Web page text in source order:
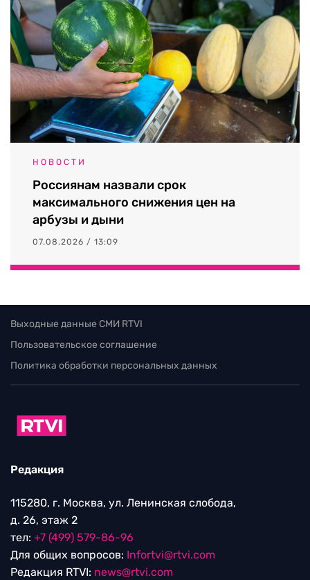
НОВОСТИ
Россиянам назвали срок
максимального снижения цен на
арбузы и дыни
07.08.2026 / 13:09
Выходные данные СМИ RTVI
Пользовательское соглашение
Политика обработки персональных данных
Редакция
115280, г. Москва, ул. Ленинская слобода,
д. 26, этаж 2
тел: +7 (499) 579-86-96
Для общих вопросов: Infortvi@rtvi.com
Редакция RTVI: news@rtvi.com